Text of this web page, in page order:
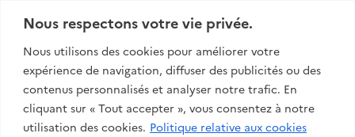
Nous respectons votre vie privée.
Nous utilisons des cookies pour améliorer votre
expérience de navigation, diffuser des publicités ou des
contenus personnalisés et analyser notre trafic. En
cliquant sur « Tout accepter », vous consentez à notre
utilisation des cookies. Politique relative aux cookies